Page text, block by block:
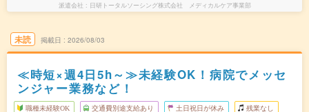
派遣会社 日研トータルソーシング株式会社 メディカルケア事業部
未読 掲載日 2026/08/03
≪時短×週4日5h～≫未経験OK！病院でメッセ
ンジャー業務など！
職種未経験OK 交通費別途支給あり 土日祝日が休み 残業なし